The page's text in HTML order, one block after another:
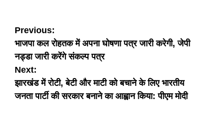
Post
navigation
Previous:
भाजपा कल रोहतक में अपना घोषणा पत्र जारी करेगी, जेपी
नड्डा जारी करेंगे संकल्प पत्र
Next:
झारखंड में रोटी, बेटी और माटी को बचाने के लिए भारतीय
जनता पार्टी की सरकार बनाने का आह्वान किया: पीएम मोदी